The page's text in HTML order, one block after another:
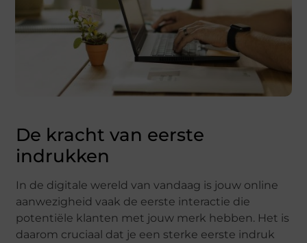
De kracht van eerste
indrukken
In de digitale wereld van vandaag is jouw online
aanwezigheid vaak de eerste interactie die
potentiële klanten met jouw merk hebben. Het is
daarom cruciaal dat je een sterke eerste indruk